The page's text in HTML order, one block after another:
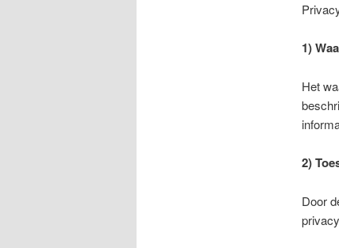
1)
Het
2)
Door